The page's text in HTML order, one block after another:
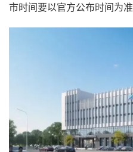
市时间要以官方公布时间为准